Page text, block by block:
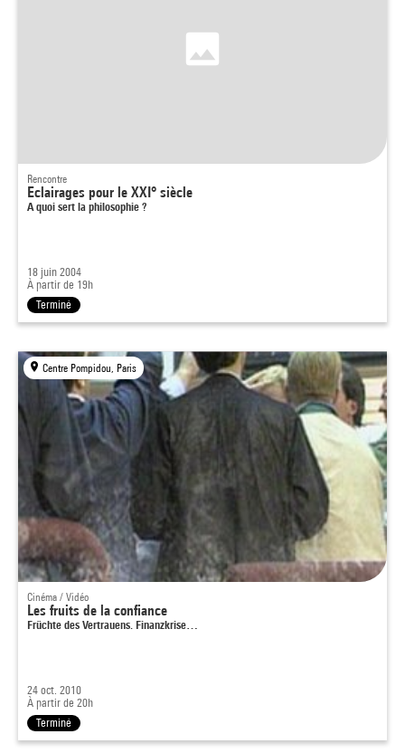
Rencontre
Eclairages pour le XXI° siècle
A quoi sert la philosophie ?
18 juin 2004
À partir de 19h
Terminé
Centre Pompidou, Paris
Cinéma / Vidéo
Les fruits de la confiance
Früchte des Vertrauens. Finanzkrise…
24 oct. 2010
À partir de 20h
Terminé